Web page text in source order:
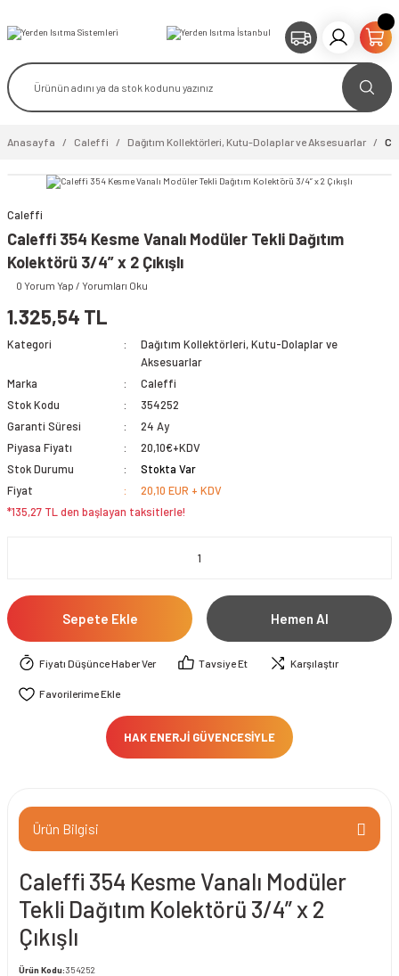
Anasayfa Caleffi Dağıtım Kollektörleri, Kutu-Dolaplar ve Aksesuarlar
Caleffi
Caleffi 354 Kesme Vanalı Modüler Tekli Dağıtım
Kolektörü 3/4” x 2 Çıkışlı
0 Yorum Yap / Yorumları Oku
1.325,54 TL
Kategori
Dağıtım Kollektörleri, Kutu-Dolaplar ve
Aksesuarlar
Marka
Caleffi
Stok Kodu
354252
Garanti Süresi
24 Ay
Piyasa Fiyatı
20,10€+KDV
Stok Durumu
Stokta Var
Fiyat
20,10 EUR + KDV
*135,27 TL den başlayan taksitlerle!
Sepete Ekle Hemen Al
Fiyatı Düşünce Haber Ver Tavsiye Et Karşılaştır
HAK ENERJİ GÜVENCESİYLE
Ürün Bilgisi
Caleffi 354 Kesme Vanalı Modüler
Tekli Dağıtım Kolektörü 3/4” x 2
Çıkışlı
Ürün Kodu:354252